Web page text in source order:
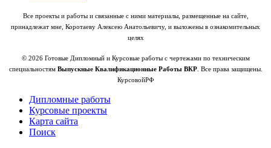
Все проекты и работы и связанные с ними материалы, размещенные на сайте,
принадлежат мне, Коротаеву Алексею Анатольевичу, и выложены в ознакомительных
целях
© 2026 Готовые Дипломный и Курсовые работы с чертежами по техническим
специальностям Выпускные Квалификационные Работы ВКР. Все права защищены.
КурсовойРФ
Дипломные работы
Курсовые проекты
Карта сайта
Поиск